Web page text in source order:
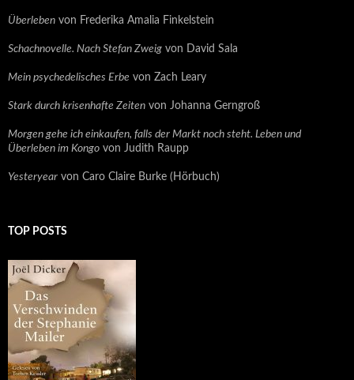
Überleben von Frederika Amalia Finkelstein
Schachnovelle. Nach Stefan Zweig von David Sala
Mein psychedelisches Erbe von Zach Leary
Stark durch krisenhafte Zeiten von Johanna Gerngroß
Morgen gehe ich einkaufen, falls der Markt noch steht. Leben und
Überleben im Kongo von Judith Raupp
Yesteryear von Caro Claire Burke (Hörbuch)
TOP POSTS